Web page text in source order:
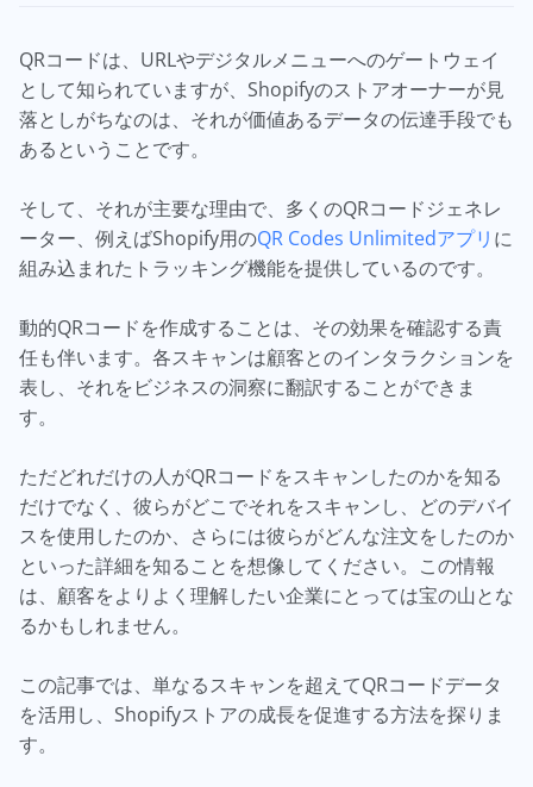
QRコードは、URLやデジタルメニューへのゲートウェイ
として知られていますが、Shopifyのストアオーナーが見
落としがちなのは、それが価値あるデータの伝達手段でも
あるということです。
そして、それが主要な理由で、多くのQRコードジェネレ
ーター、例えばShopify用のQR Codes Unlimitedアプリ に
組み込まれたトラッキング機能を提供しているのです。
動的QRコードを作成することは、その効果を確認する責
任も伴います。各スキャンは顧客とのインタラクションを
表し、それをビジネスの洞察に翻訳することができま
す。
ただどれだけの人がQRコードをスキャンしたのかを知る
だけでなく、彼らがどこでそれをスキャンし、どのデバイ
スを使用したのか、さらには彼らがどんな注文をしたのか
といった詳細を知ることを想像してください。この情報
は、顧客をよりよく理解したい企業にとっては宝の山とな
るかもしれません。
この記事では、単なるスキャンを超えてQRコードデータ
を活用し、Shopifyストアの成長を促進する方法を探りま
す。